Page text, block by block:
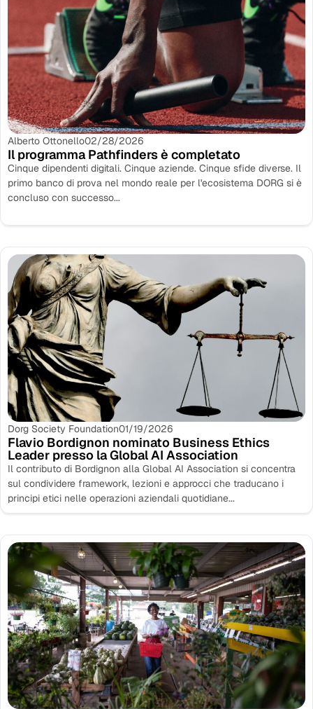
Alberto Ottonello02/28/2026
Il programma Pathfinders è completato
Cinque dipendenti digitali. Cinque aziende. Cinque sfide diverse. Il
primo banco di prova nel mondo reale per l'ecosistema DORG si è
concluso con successo...
Dorg Society Foundation01/19/2026
Flavio Bordignon nominato Business Ethics
Leader presso la Global AI Association
Il contributo di Bordignon alla Global AI Association si concentra
sul condividere framework, lezioni e approcci che traducano i
principi etici nelle operazioni aziendali quotidiane...